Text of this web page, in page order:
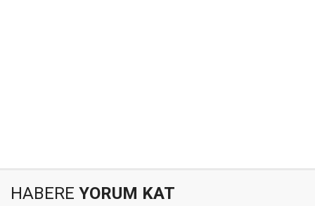
HABERE YORUM KAT